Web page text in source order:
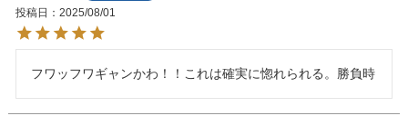
投稿日
2025/08/01
フワッフワギャンかわ！！これは確実に惚れられる。勝負時